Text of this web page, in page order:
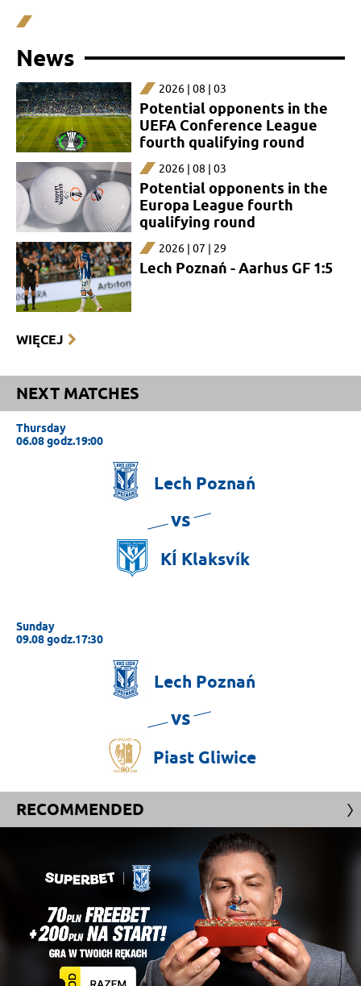
News
2026 | 08 | 03
Potential opponents in the
UEFA Conference League
fourth qualifying round
2026 | 08 | 03
Potential opponents in the
Europa League fourth
qualifying round
2026 | 07 | 29
Lech Poznań - Aarhus GF 1:5
WIĘCEJ
NEXT MATCHES
Thursday
06.08 godz.19:00
Lech Poznań
vs
KÍ Klaksvík
Sunday
09.08 godz.17:30
Lech Poznań
vs
Piast Gliwice
RECOMMENDED